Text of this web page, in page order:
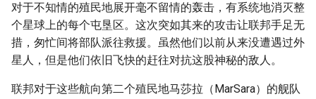
对于不知情的殖民地展开毫不留情的轰击，有系统地消灭整
个星球上的每个屯垦区。这次突如其来的攻击让联邦手足无
措，匆忙间将部队派往救援。虽然他们以前从来没遭遇过外
星人，但是他们依旧飞快的赶往对抗这股神秘的敌人。
联邦对于这些航向第二个殖民地马莎拉（MarSara）的舰队